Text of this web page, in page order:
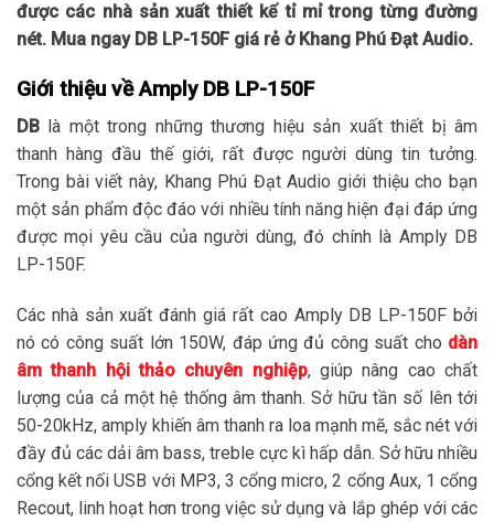
được các nhà sản xuất thiết kế tỉ mỉ trong từng đường
nét. Mua ngay DB LP-150F giá rẻ ở Khang Phú Đạt Audio.
Giới thiệu về Amply DB LP-150F
DB là một trong những thương hiệu sản xuất thiết bị âm
thanh hàng đầu thế giới, rất được người dùng tin tưởng.
Trong bài viết này, Khang Phú Đạt Audio giới thiệu cho bạn
một sản phẩm độc đáo với nhiều tính năng hiện đại đáp ứng
được mọi yêu cầu của người dùng, đó chính là Amply DB
LP-150F.
Các nhà sản xuất đánh giá rất cao Amply DB LP-150F bởi
nó có công suất lớn 150W, đáp ứng đủ công suất cho dàn
âm thanh hội thảo chuyên nghiệp, giúp nâng cao chất
lượng của cả một hệ thống âm thanh. Sở hữu tần số lên tới
50-20kHz, amply khiến âm thanh ra loa mạnh mẽ, sắc nét với
đầy đủ các dải âm bass, treble cực kì hấp dẫn. Sở hữu nhiều
cổng kết nối USB với MP3, 3 cổng micro, 2 cổng Aux, 1 cổng
Recout, linh hoạt hơn trong việc sử dụng và lắp ghép với các